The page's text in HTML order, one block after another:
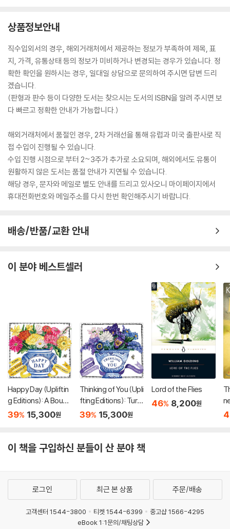
상품정보안내
직수입외서의 경우, 해외거래처에서 제공하는 정보가 부족하여 제목, 표
지, 가격, 유통상태 등의 정보가 미비하거나 변경되는 경우가 있습니다. 정
확한 확인을 원하시는 경우, 일대일 상담으로 문의하여 주시면 답변 드리
겠습니다.
(판형과 판수 등이 다양한 도서는 찾으시는 도서의 ISBN을 알려 주시면 보
다 빠르고 정확한 안내가 가능합니다.)
해외거래처에서 품절인 경우, 2차 거래선을 통해 유럽과 미국 출판사로 직
접 수입이 진행될 수 있습니다.
수입 진행 시점으로 부터 2~3주가 추가로 소요되며, 해외에서도 유통이
원활하지 않은 도서는 품절 안내가 지연될 수 있습니다.
해당 경우, 문자와 메일로 별도 안내를 드리고 있사오니 마이페이지에서
휴대전화번호와 메일주소를 다시 한번 확인해주시기 바랍니다.
배송/반품/교환 안내
이 분야 베스트셀러
Happy Day (Upliftin
g Editions): A Bouqu
et in a Book (부케북 /
39% 15,300원
Thinking of You (Upli
fting Editions): Turn
This Book Into a Bou
39% 15,300원
Lord of the Flies
46% 8,200원
e
이 책을 구입하신 분들이 산 분야 책
로그인 최근 본 상품 주문/배송
고객센터 1544-3800 티켓 1544-6399
중고샵 1566-4295
eBook 1:1문의/채팅상담